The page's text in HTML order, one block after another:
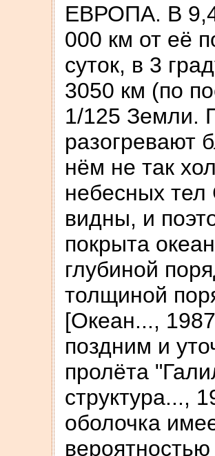
ЕВРОПА. В 9,4
000 км от её
суток, в 3
3050 км (по
1/125 Земли.
разогревают
нём не так
небесных
видны, и
покрыта
глубиной
толщиной
[Океан...,
поздним и
пролёта
структура...,
оболочка